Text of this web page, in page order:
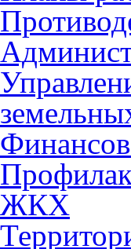
ЖКХ